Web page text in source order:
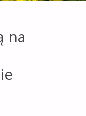
województwa
na